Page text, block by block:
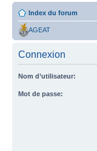
Index du forum
AGEAT
Connexion
Nom d’utilisateur:
Mot de passe: